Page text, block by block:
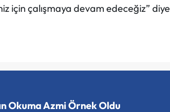
için çalışmaya devam edeceğiz” diye
Okuma Azmi Örnek Oldu